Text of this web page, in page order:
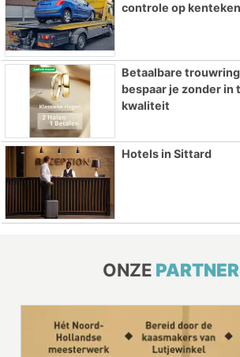
controle op
Betaalbare
bespaar je zonder in
kwaliteit
Hotels in Sittard
ONZE